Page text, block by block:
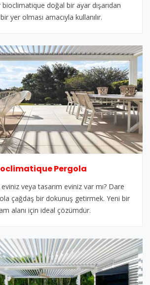
doğal bir ayar dışarıdan
yer olması amacıyla kullanılır.
Pergola
veya tasarım eviniz var mı? Dare
çağdaş bir dokunuş getirmek. Yeni bir
alanı için ideal çözümdür.